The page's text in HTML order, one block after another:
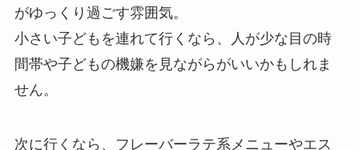
がゆっくり過ごす雰囲気。
小さい子どもを連れて行くなら、人が少な目の時
間帯や子どもの機嫌を見ながらがいいかもしれま
せん。
次に行くなら、フレーバーラテ系メニューやエス